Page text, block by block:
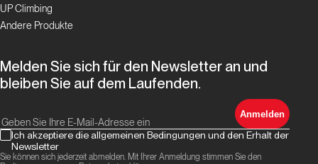
UP Climbing
Andere Produkte
Melden Sie sich für den Newsletter an und
bleiben Sie auf dem Laufenden.
Anmelden
Ich akzeptiere die allgemeinen Bedingungen und den Erhalt der
Newsletter
Sie können sich jederzeit abmelden. Mit Ihrer Anmeldung stimmen Sie den